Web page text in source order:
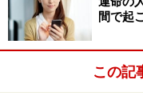
1: 今までの経験には
まず最初に大切なこ
すべてのことが、「
間で起
この記